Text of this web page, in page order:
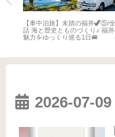
【車中泊旅】未踏の福井🦖⑤/
話 海と歴史とものづくり♪ 福
魅力をゆっくり巡る1日🚐
2026-07-09